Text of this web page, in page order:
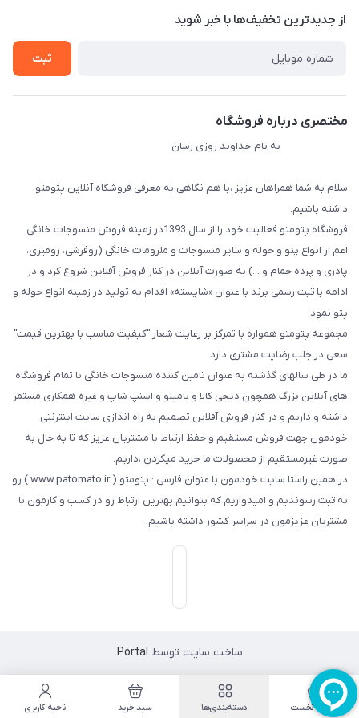
درباره ما
راهنما
از جدید‌ترین تخفیف‌ها با‌ خبر شوید
ثبت
مختصری درباره فروشگاه
به نام خداوند روزی رسان
سلام به شما همراهان عزیز ،با هم نگاهی به معرفی فروشگاه آنلاین پتومتو
داشته باشیم.
فروشگاه پتومتو فعالیت خود را از سال 1393در زمینه فروش منسوجات خانگی
اعم از انواع پتو و حوله و سایر منسوجات و ملزومات خانگی (روفرشی، رومیزی،
پادری و پرده حمام و ...) به صورت آنلاین در کنار فروش آفلاین شروع کرد و در
ادامه با ثبت رسمی برند با عنوان «شایسته» اقدام به تولید در زمینه انواع حوله و
پتو نمود.
مجموعه پتومتو همواره با تمرکز بر رعایت شعار "کیفیت مناسب با بهترین قیمت"
سعی در جلب رضایت مشتری دارد.
ما در طی سالهای گذشته به عنوان تامین کننده منسوجات خانگی با تمام فروشگاه
های آنلاین بزرگ همچون دیجی کالا و بامیلو و اسنپ شاپ و غیره همکاری مستمر
داشته و داریم و در کنار فروش آفلاین تصمیم به راه اندازی سایت اینترنتی
خودمون جهت فروش مستقیم و حفظ ارتباط با مشتریان عزیز که تا به حال به
صورت غیرمستقیم از محصولات ما خرید میکردن ،داریم.
در همین راستا سایت خودمون با عنوان فارسی : پتومتو ( www.patomato.ir ) رو
به ثبت رسوندیم و امیدواریم که بتوانیم بهترین ارتباط رو در کسب و کارمون با
مشتریان عزیزمون در سراسر کشور داشته باشیم.
ساخت سایت توسط Portal
صفحه نخست دسته‌بندی‌ها سبد خرید ناحیه کاربری